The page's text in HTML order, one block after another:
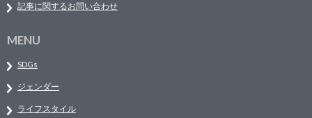
記事に関するお問い合わせ
MENU
SDGs
ジェンダー
ライフスタイル